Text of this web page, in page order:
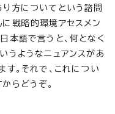
方についてという諮問
戦略的環境アセスメン
本語で言うと、何となく
うようなニュアンスがあ
す。それで、これについ
らどうぞ。